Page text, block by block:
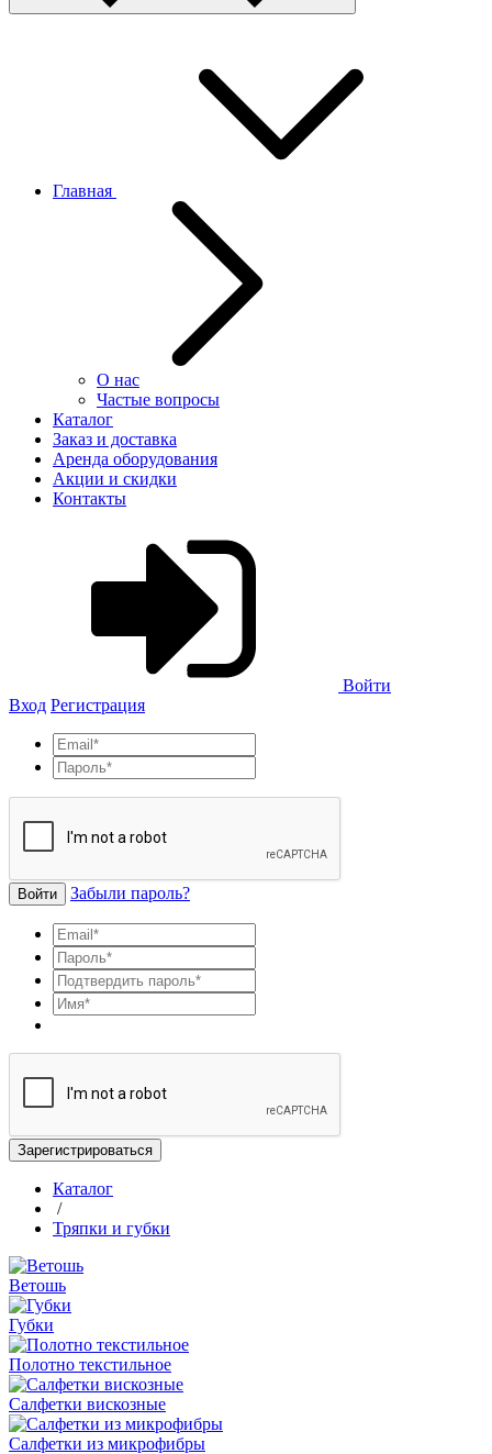
Главная
О нас
Частые вопросы
Каталог
Заказ и доставка
Аренда оборудования
Акции и скидки
Контакты
Войти
Вход Регистрация
Войти Забыли пароль?
Зарегистрироваться
Каталог
/
Тряпки и губки
Ветошь
Губки
Полотно текстильное
Салфетки вискозные
Салфетки из микрофибры